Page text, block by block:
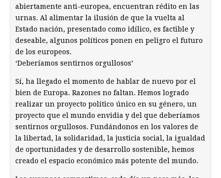
abiertamente anti-europea, encuentran rédito en las
urnas. Al alimentar la ilusión de que la vuelta al
Estado nación, presentado como idílico, es factible y
deseable, algunos políticos ponen en peligro el futuro
de los europeos.
‘Deberíamos sentirnos orgullosos’
Sí, ha llegado el momento de hablar de nuevo por el
bien de Europa. Razones no faltan. Hemos logrado
realizar un proyecto político único en su género, un
proyecto que el mundo envidia y del que deberíamos
sentirnos orgullosos. Fundándonos en los valores de
la libertad, la solidaridad, la justicia social, la igualdad
de oportunidades y de desarrollo sostenible, hemos
creado el espacio económico más potente del mundo.